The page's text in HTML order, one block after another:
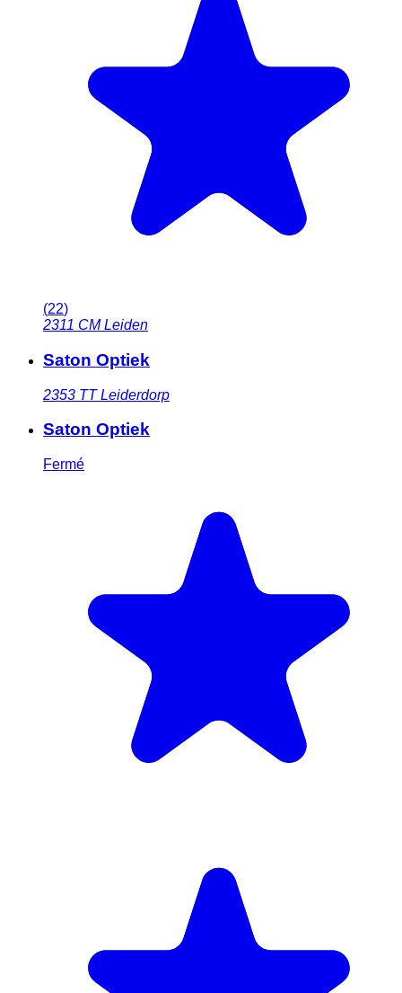
(22)
2311 CM Leiden
Saton Optiek
2353 TT Leiderdorp
Saton Optiek
Fermé